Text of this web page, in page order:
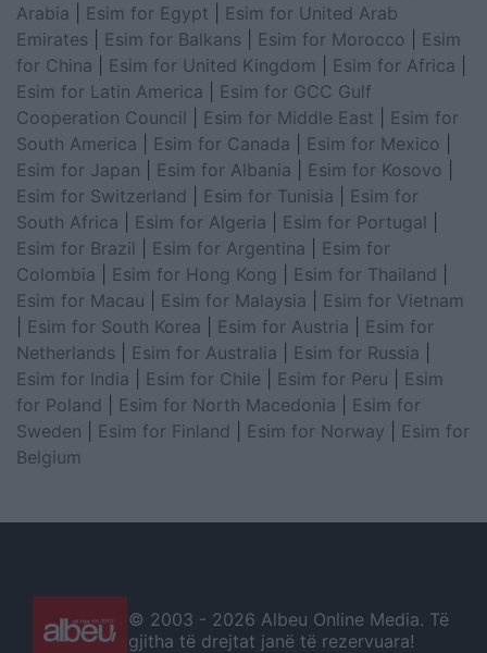
Arabia
Esim for Egypt
Esim for United Arab
Emirates
Esim for Balkans Esim for Morocco
Esim
for China
Esim for United Kingdom Esim for Africa
Esim for Latin America
Esim for GCC Gulf
Cooperation Council
Esim for Middle East
Esim for
South America
Esim for Canada Esim for Mexico
Esim for Japan
Esim for Albania Esim for Kosovo
Esim for Switzerland
Esim for Tunisia
Esim for
South Africa
Esim for Algeria Esim for Portugal
Esim for Brazil
Esim for Argentina
Esim for
Colombia
Esim for Hong Kong Esim for Thailand
Esim for Macau
Esim for Malaysia
Esim for Vietnam
Esim for South Korea Esim for Austria
Esim for
Netherlands
Esim for Australia Esim for Russia
Esim for India
Esim for Chile Esim for Peru
Esim
for Poland
Esim for North Macedonia
Esim for
Sweden
Esim for Finland Esim for Norway
Esim for
Belgium
© 2003 - 2026 Albeu Online Media. Të
gjitha të drejtat janë të rezervuara!